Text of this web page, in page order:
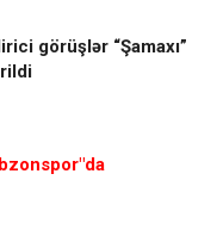
görüşlər “Şamaxı”